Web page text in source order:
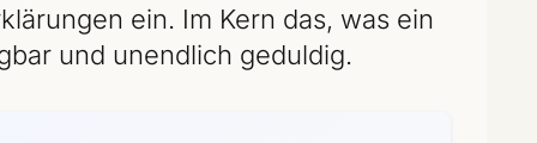
ein. Im Kern das, was ein
und unendlich geduldig.